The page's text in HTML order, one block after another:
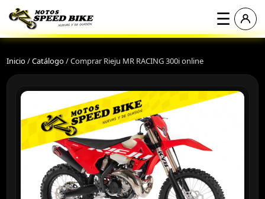
☰
Inicio/Catálogo/Comprar Rieju MR RACING 300i online